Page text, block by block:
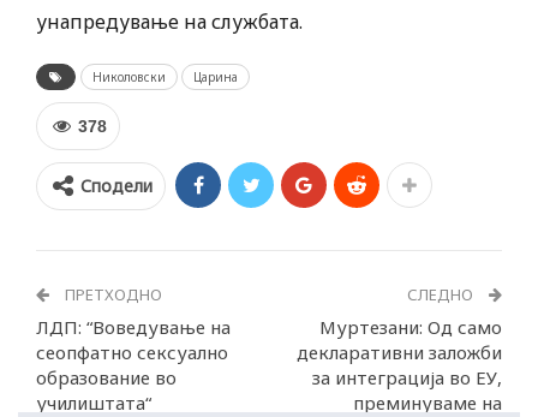
унапредување на службата.
Николовски Царина
378
Сподели
ПРЕТХОДНО
ЛДП: “Воведување на
сеопфатно сексуално
образование во
училиштата“
СЛЕДНО
Муртезани: Од само
декларативни заложби
за интеграција во ЕУ,
преминуваме на